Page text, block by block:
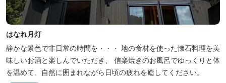
はなれ月灯
静かな景色で非日常の時間を・・・ 地の食材を使った懐石料理を美
味しいお酒と楽しんでいただき、 信楽焼きのお風呂でゆっくりと体
を温めて、自然に囲まれながら日頃の疲れを癒してください。